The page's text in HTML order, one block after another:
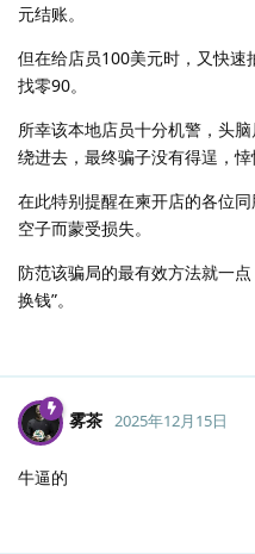
元结账。
但在给店员100美元时，又快速
找零90。
所幸该本地店员十分机警，头
绕进去，最终骗子没有得逞，悻
在此特别提醒在柬开店的各位
空子而蒙受损失。
防范该骗局的最有效方法就一
换钱”。
雾茶 2025年12月15日
牛逼的